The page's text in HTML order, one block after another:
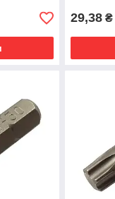
29,38 ₴